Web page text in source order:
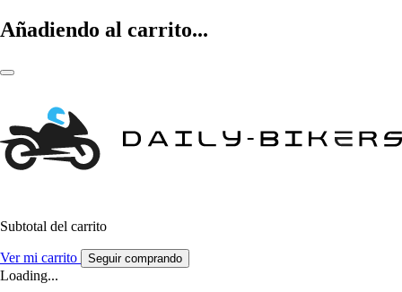
Añadiendo al carrito...
Subtotal del carrito
Ver mi carrito Seguir comprando
Loading...